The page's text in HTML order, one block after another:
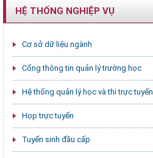
HỆ THỐNG NGHIỆP VỤ
Cơ sở dữ liệu ngành
Cổng thông tin quản lý trường học
Hệ thống quản lý học và thi trực tuyến
Họp trực tuyến
Tuyển sinh đầu cấp